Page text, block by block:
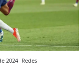
2024 Redes